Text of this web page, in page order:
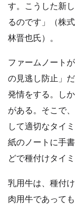
す。こうした新
るのです」（株
林晋也氏）。
ファームノート
の見逃し防止」
発情をする。し
がある。そこで
して適切なタイ
紙のノートに手
どで種付けタイ
乳用牛は、種付
肉用牛であって